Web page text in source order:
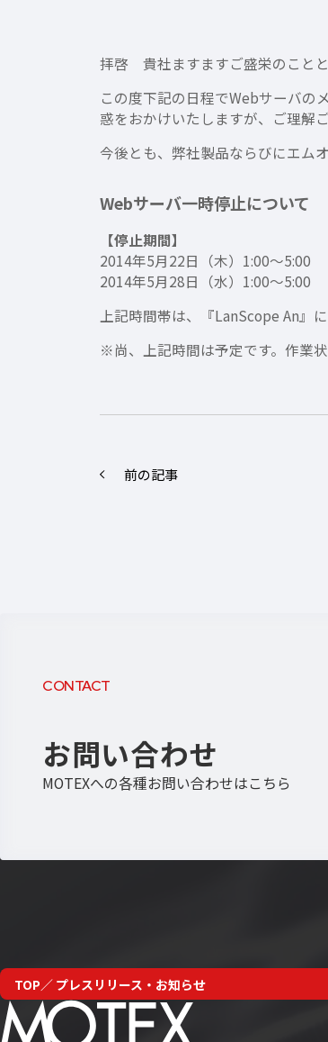
拝啓 貴社ますますご盛栄のこと
この度下記の日程でWebサーバの
惑をおかけいたしますが、ご理解
今後とも、弊社製品ならびにエム
Webサーバ一時停止について
【停止期間】
2014年5月22日（木）1:00～5:00
2014年5月28日（水）1:00～5:00
上記時間帯は、『LanScope An』
※尚、上記時間は予定です。作業
前の記事
CONTACT
お問い合わせ
MOTEXへの各種お問い合わせはこちら
TOP プレスリリース・お知らせ